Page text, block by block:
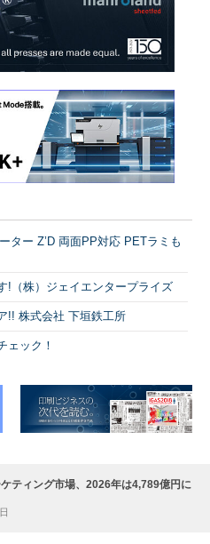
ター Z’D 両面PP対応 PETラミも
!（株）ジェイエンタープライズ
!! 株式会社 下垣鉄工所
ェック！
ティング市場、2026年は4,789億円に